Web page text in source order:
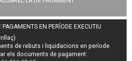
PAGAMENTS EN PERÍODE EXECUTIU
derebuts i liquidacions en període
els documents de pagament: